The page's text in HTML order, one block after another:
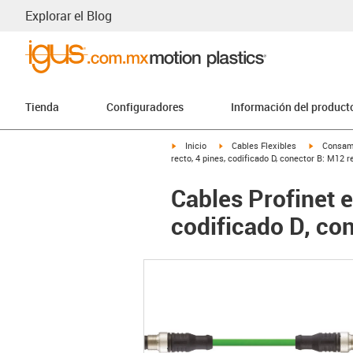
Explorar el Blog
Tienda Configuradores Información del
igus-icon-arrow-right
Inicio igus-icon-arrow-right
Cables Flexibles igus-
recto, 4 pines, codificado D, conector B: M12
Cables Profinet
codificado D,